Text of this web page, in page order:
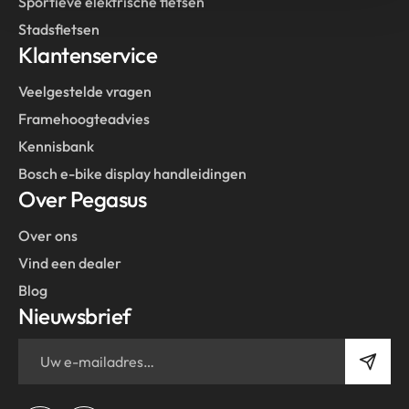
Stadsfietsen
Klantenservice
Veelgestelde vragen
Framehoogteadvies
Kennisbank
Bosch e-bike display handleidingen
Over Pegasus
Over ons
Vind een dealer
Blog
Nieuwsbrief